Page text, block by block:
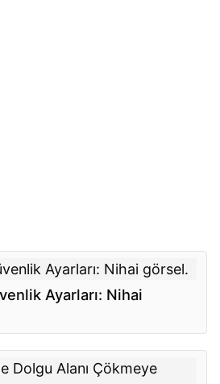
Ayarları: Nihai